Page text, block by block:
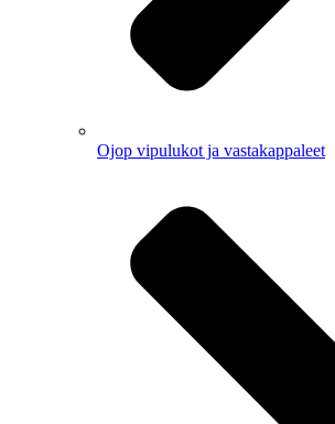
Ojop vipulukot ja vastakappaleet